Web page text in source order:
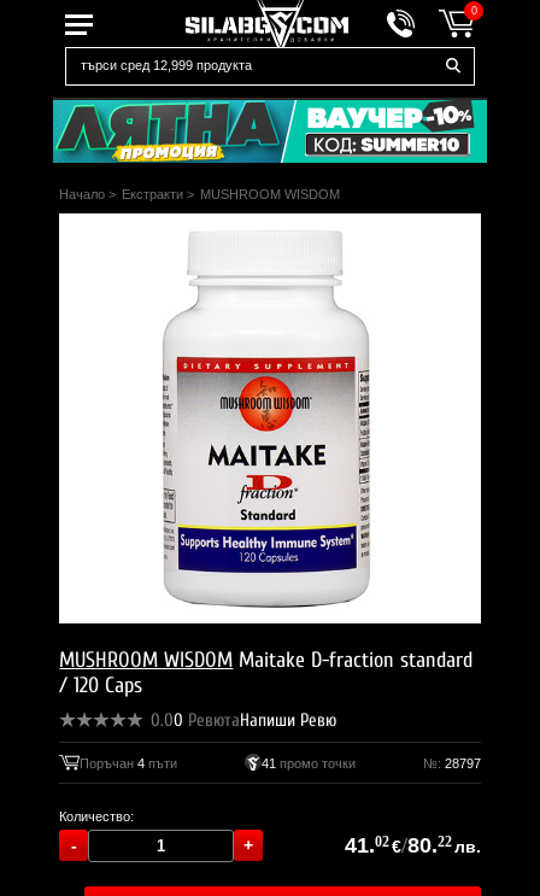
0
Начало > Екстракти > MUSHROOM WISDOM
MUSHROOM WISDOM Maitake D-fraction standard
/ 120 Caps
0.00 РевютаНапиши Ревю
Поръчан4 пъти 41 промо точки №: 28797
Количество:
41.02€/80.22лв.